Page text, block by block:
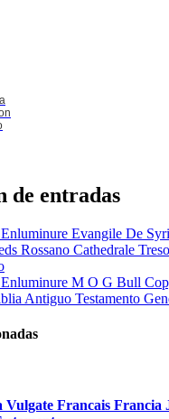
de entradas
Evangile De
Rossano Cathedrale
M O G Bull
Antiguo Testamento
Vulgate Francais Francia